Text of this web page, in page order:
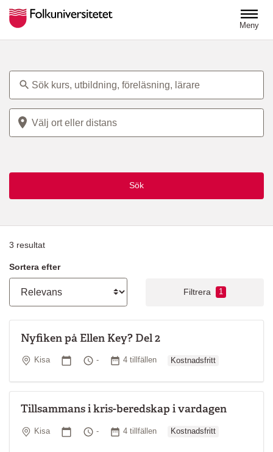
Meny
Plats
Sök
3 resultat
Sortera efter
Filtrera 1
Nyfiken på Ellen Key? Del 2
Plats
Kisa Startdatum
Tid
- Antal tillfällen
4 tillfällen Kostnadsfritt
Tillsammans i kris-beredskap i vardagen
Plats
Kisa Startdatum
Tid
- Antal tillfällen
4 tillfällen Kostnadsfritt